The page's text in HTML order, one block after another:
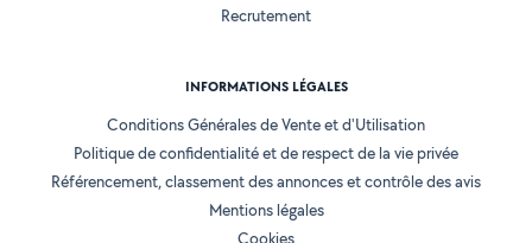
Recrutement
INFORMATIONS LÉGALES
Conditions Générales de Vente et d'Utilisation
Politique de confidentialité et de respect de la vie privée
Référencement, classement des annonces et contrôle des avis
Mentions légales
Cookies